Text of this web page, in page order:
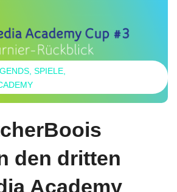
SPIELE
den dritten
Academy